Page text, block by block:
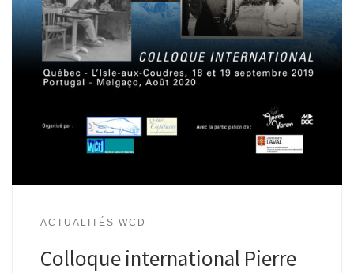
ACTUALITÉS WCD
Colloque international Pierre